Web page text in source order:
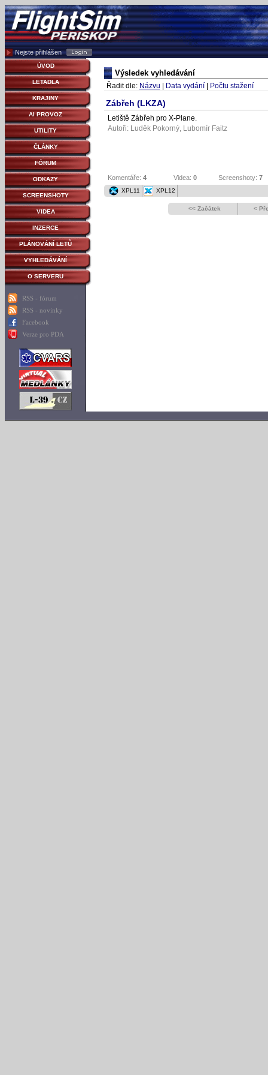
Nejste přihlášen
ÚVOD
LETADLA
KRAJINY
AI PROVOZ
UTILITY
ČLÁNKY
FÓRUM
ODKAZY
SCREENSHOTY
VIDEA
INZERCE
PLÁNOVÁNÍ LETŮ
VYHLEDÁVÁNÍ
O SERVERU
RSS - fórum
RSS - novinky
Facebook
Verze pro PDA
Výsledek vyhledávání
Řadit dle: Názvu Data vydání| Počtu stažení
Zábřeh (LKZA)
Letiště Zábřeh pro X-Plane.
Autoři: Luděk Pokorný, Lubomír Faitz
Komentáře: 4 Videa: 0 Screenshoty: 7
XPL11 XPL12
<< Začátek <